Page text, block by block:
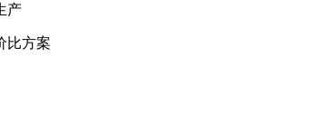
产
比方案